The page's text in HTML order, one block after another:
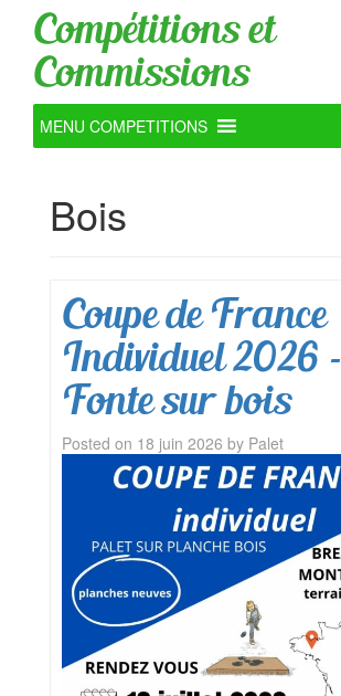
Compétitions et
Commissions
MENU COMPETITIONS
Bois
Coupe de France
Individuel 2026 –
Fonte sur bois
Posted on 18 juin 2026 by Palet